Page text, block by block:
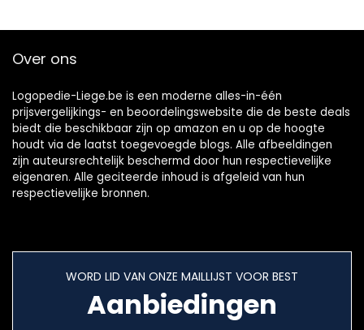
Over ons
Logopedie-Liege.be is een moderne alles-in-één
prijsvergelijkings- en beoordelingswebsite die de beste deals
biedt die beschikbaar zijn op amazon en u op de hoogte
houdt via de laatst toegevoegde blogs. Alle afbeeldingen
zijn auteursrechtelijk beschermd door hun respectievelijke
eigenaren. Alle geciteerde inhoud is afgeleid van hun
respectievelijke bronnen.
WORD LID VAN ONZE MAILLIJST VOOR BEST
Aanbiedingen